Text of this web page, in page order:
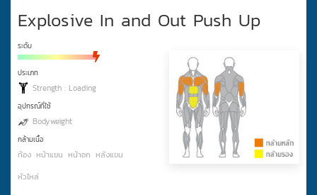
Explosive In and Out Push Up
ระดับ
ประเภท
Strength : Loading
อุปกรณ์ที่ใช้
Bodyweight
กล้ามเนื้อ
ท้อง หน้าแขน หน้าอก หลังแขน
หัวไหล่